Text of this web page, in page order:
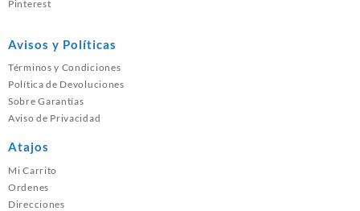
Pinterest
Avisos y Políticas
Términos y Condiciones
Política de Devoluciones
Sobre Garantías
Aviso de Privacidad
Atajos
Mi Carrito
Ordenes
Direcciones